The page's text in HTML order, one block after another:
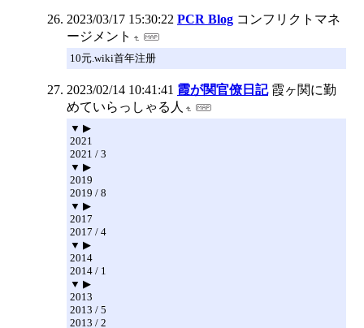
2023/03/17 15:30:22 PCR Blog コンフリクトマネ
ージメント
10元.wiki首年注册
2023/02/14 10:41:41 霞が関官僚日記 霞ヶ関に勤
めていらっしゃる人
▼ ▶
2021
2021 / 3
▼ ▶
2019
2019 / 8
▼ ▶
2017
2017 / 4
▼ ▶
2014
2014 / 1
▼ ▶
2013
2013 / 5
2013 / 2